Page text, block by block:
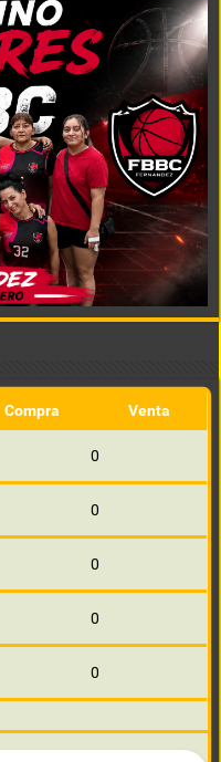
Compra Venta
0
0
0
0
0